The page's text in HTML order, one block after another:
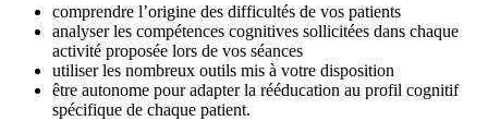
comprendre l’origine des difficultés de vos patients
analyser les compétences cognitives sollicitées dans chaque
activité proposée lors de vos séances
utiliser les nombreux outils mis à votre disposition
être autonome pour adapter la rééducation au profil cognitif
spécifique de chaque patient.